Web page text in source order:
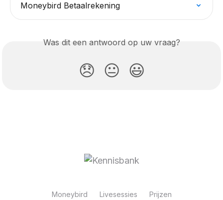
Moneybird Betaalrekening
Was dit een antwoord op uw vraag?
😞 😐 😃
Moneybird Livesessies Prijzen